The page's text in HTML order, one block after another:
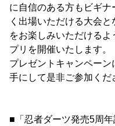
に自信のある方もビギ
く出場いただける大会
をお楽しみいただける
プリを開催いたします。
プレゼントキャンペー
手にして是非ご参加くだ
■「忍者ダーツ発売5周